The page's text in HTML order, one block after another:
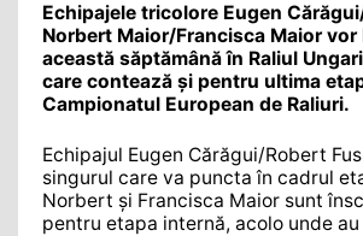
Echipajele tricolore Eugen
Norbert Maior/Francisca Maior
această săptămână în Raliul
care contează și pentru ultima
Campionatul European de Raliuri.
Echipajul Eugen Cărăgui/Robert
singurul care va puncta în cadrul
Norbert și Francisca Maior sunt
pentru etapa internă, acolo unde